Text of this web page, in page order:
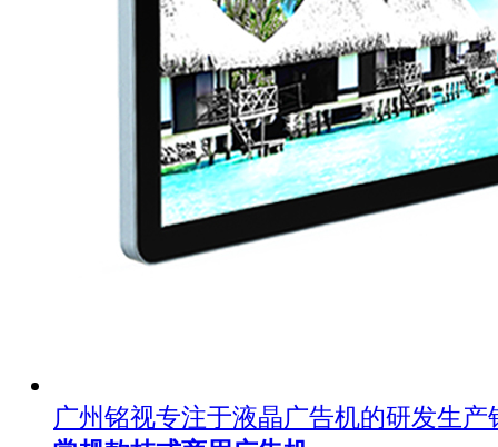
广州铭视专注于液晶广告机的研发生